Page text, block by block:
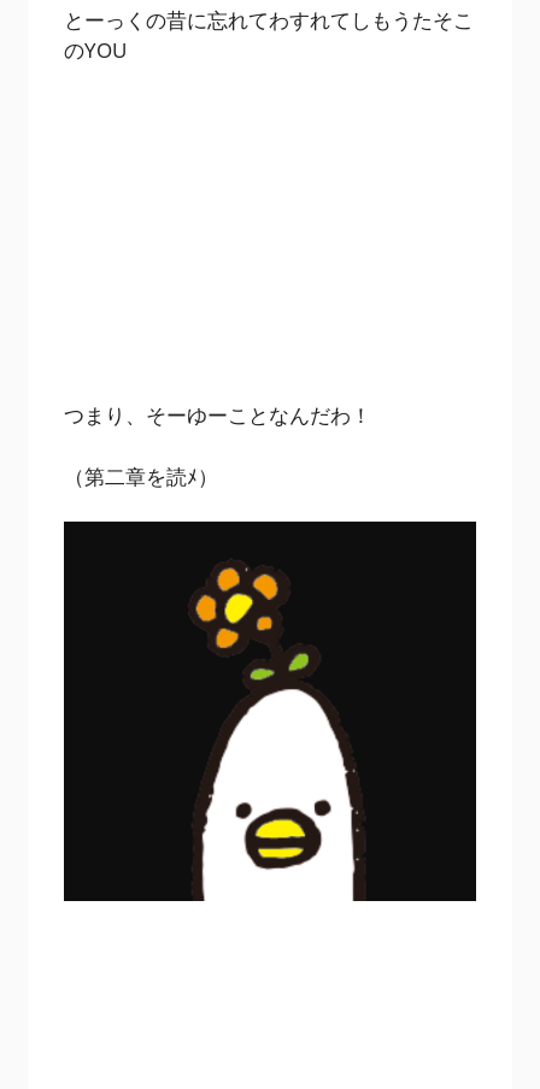
とーっくの昔に忘れてわすれてしもうたそこ
のYOU
つまり、そーゆーことなんだわ！
（第二章を読ﾒ）